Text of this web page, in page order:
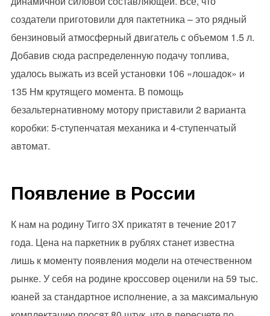
создатели приготовили для пактетника – это рядный
бензиновый атмосферный двигатель с объемом 1.5 л.
Добавив сюда распределенную подачу топлива,
удалось выжать из всей установки 106 «лошадок» и
135 Нм крутящего момента. В помощь
безальтернативному мотору приставили 2 варианта
коробки: 5-ступенчатая механика и 4-ступенчатый
автомат.
Появление в России
К нам на родину Тигго 3X прикатят в течение 2017
года. Цена на паркетник в рублях станет известна
лишь к моменту появления модели на отечественном
рынке. У себя на родине кроссовер оценили на 59 тыс.
юаней за стандартное исполнение, а за максимальную